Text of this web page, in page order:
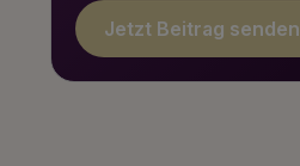
Jetzt Beitrag senden